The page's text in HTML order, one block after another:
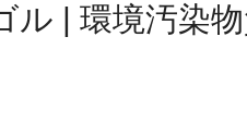
| 環境汚染